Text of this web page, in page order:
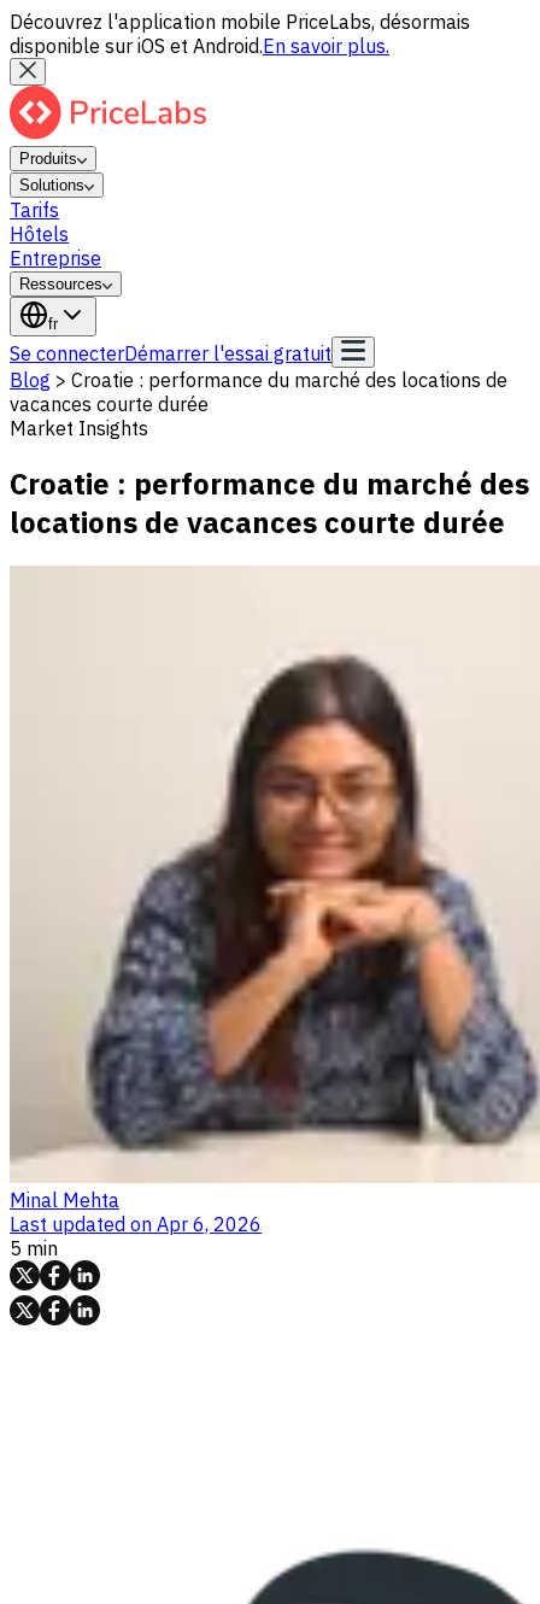
Découvrez l'application mobile PriceLabs, désormais
disponible sur iOS et Android.En savoir plus.
Produits
Solutions
Tarifs
Hôtels
Entreprise
Ressources
fr
Se connecterDémarrer l'essai gratuit
Blog > Croatie : performance du marché des locations de
vacances courte durée
Market Insights
Croatie : performance du marché des
locations de vacances courte durée
Minal Mehta
Last updated on Apr 6, 2026
5 min